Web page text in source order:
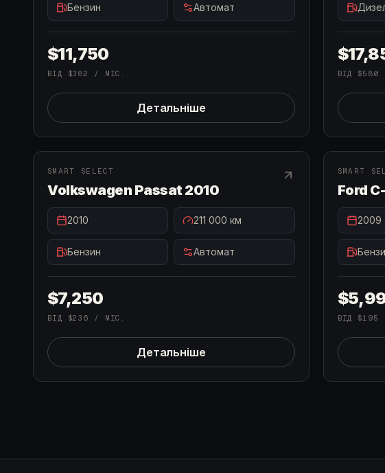
Бензин Автомат
$11,750
ВІД $382 / МІС.
Детальніше
ВІД $580
SMART SELECT
Volkswagen Passat 2010
2010 211 000 км
Бензин Автомат
$7,250
ВІД $236 / МІС.
Детальніше
SMART
Ford
2009
ВІД $195